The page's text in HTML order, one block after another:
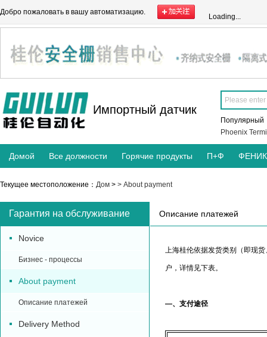
Добро пожаловать в вашу автоматизацию.
Loading...
Импортный датчик
Популярный
Phoenix
Домой Все должности Горячие продукты П+Ф
Текущее местоположение： Дом > > About payment
Гарантия на обслуживание
Novice
Бизнес - процессы
About payment
Описание платежей
Delivery Method
Описание платежей
上海桂伦依据发货类别（即现
户，详情见下表。
—、支付途径